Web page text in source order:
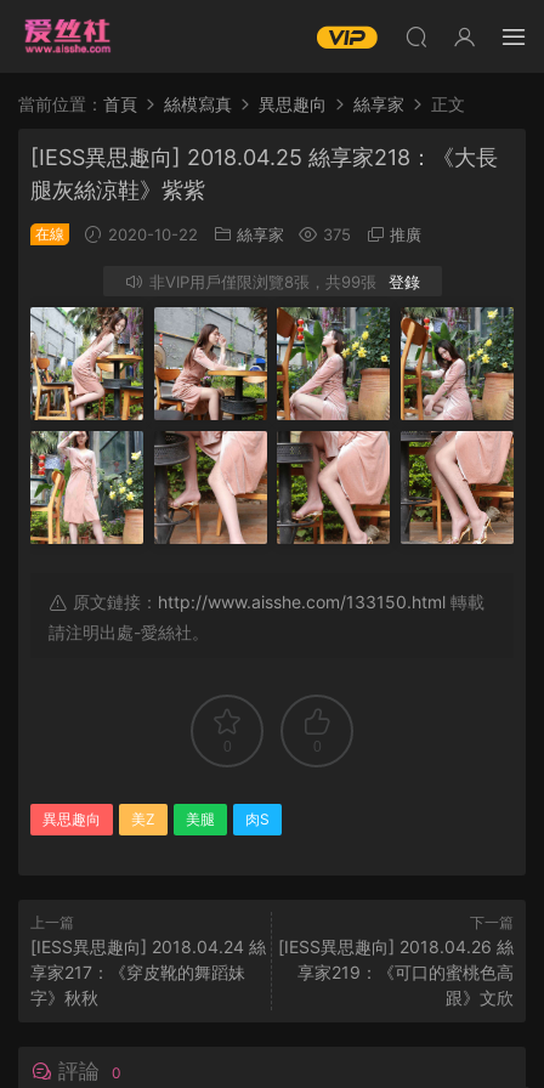
當前位置： 首頁 絲模寫真 異思趣向 絲享家 正文
[IESS異思趣向] 2018.04.25 絲享家218：《大長
腿灰絲涼鞋》紫紫
在線 2020-10-22 絲享家 375 推廣
非VIP用戶僅限浏覽8張，共99張 登錄
原文鏈接： http://www.aisshe.com/133150.html 轉載
請注明出處-愛絲社。
0 0
異思趣向 美Z 美腿 肉S
上一篇
[IESS異思趣向] 2018.04.24 絲
享家217：《穿皮靴的舞蹈妹
字》秋秋
下一篇
[IESS異思趣向] 2018.04.26 絲
享家219：《可口的蜜桃色高
跟》文欣
評論 0